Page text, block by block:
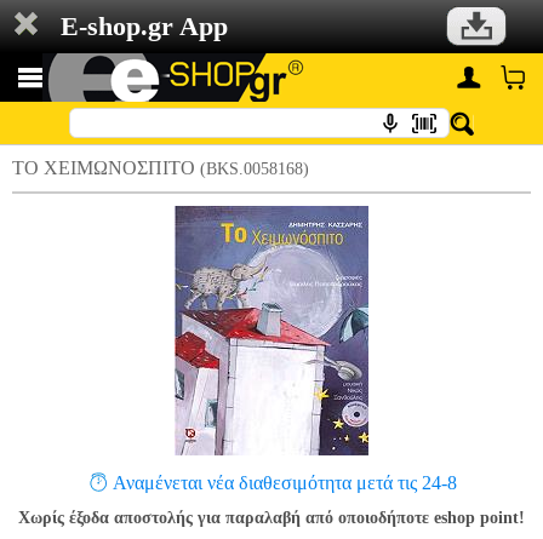
E-shop.gr App
ΤΟ ΧΕΙΜΩΝΟΣΠΙΤΟ (BKS.0058168)
Αναμένεται νέα διαθεσιμότητα μετά τις 24-8
Χωρίς έξοδα αποστολής για παραλαβή από οποιοδήποτε eshop point!